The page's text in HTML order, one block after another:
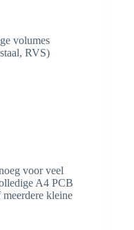
volumes
RVS)
voor veel
A4 PCB
kleine